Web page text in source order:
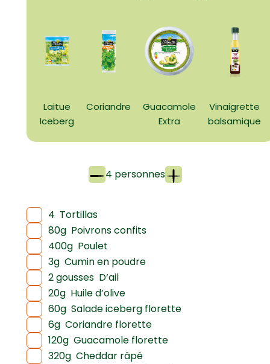
Laitue
Iceberg
Coriandre
Guacamole
Extra
Vinaigrette
balsamique
4 personnes
4 Tortillas
80g Poivrons confits
400g Poulet
3g Cumin en poudre
2 gousses D‘ail
20g Huile d’olive
60g Salade iceberg florette
6g Coriandre florette
120g Guacamole florette
320g Cheddar râpé